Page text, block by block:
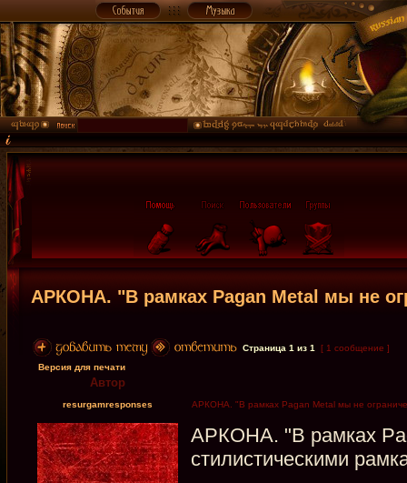
АРКОНА. "В рамках Pagan Metal мы не
Страница 1 из 1
[ 1 сообщение ]
Версия для печати
Автор
resurgamresponses АРКОНА. "В рамках Pagan Metal мы не
АРКОНА. "В рамках
стилистическими